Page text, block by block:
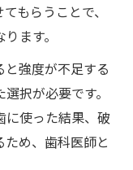
もらうことで、
ます。
強度が不足する
択が必要です。
に使った結果、破
め、歯科医師と